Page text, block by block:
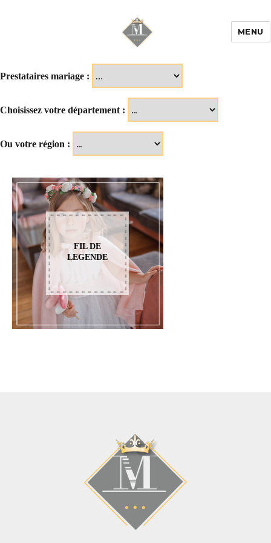
MENU
Prestataires mariage :
Choisissez votre département :
Ou votre région :
FIL DE
LEGENDE